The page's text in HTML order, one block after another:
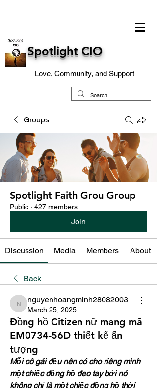
Spotlight CIO
Love, Community, and Support
Groups
Spotlight Faith Grou Group
Public · 427 members
Join
Discussion Media Members About
Back
nguyenhoangminh28082003
nguyenhoangminh28082003
March 25, 2025
Đồng hồ Citizen nữ mang mã
EM0734-56D thiết kế ấn
tượng
Mỗi cô gái đều nên có cho riêng mình
một chiếc đồng hồ đeo tay bởi nó
không chỉ là một chiếc đồng hồ thời